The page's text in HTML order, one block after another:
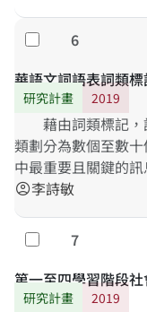
勾選
6
華語文詞語表詞類
研究計畫 2019
藉由詞類標記，
類劃分為數個至數
中最重要且關鍵的
國內不少語料庫（包
account_circle李詩敏
勾選
7
第一至四學習階段
研究計畫 2019